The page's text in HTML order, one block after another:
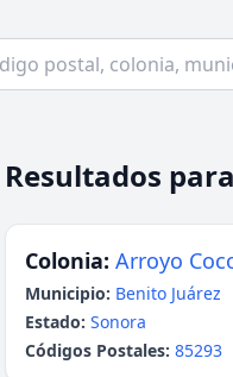
Resultados
Colonia: Arroyo
Municipio: Benito Juárez
Estado: Sonora
Códigos Postales: 85293